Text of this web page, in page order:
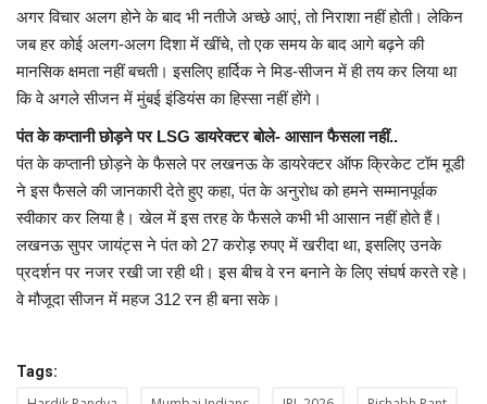
अगर विचार अलग होने के बाद भी नतीजे अच्छे आएं, तो निराशा नहीं होती। लेकिन
जब हर कोई अलग-अलग दिशा में खींचे, तो एक समय के बाद आगे बढ़ने की
मानसिक क्षमता नहीं बचती। इसलिए हार्दिक ने मिड-सीजन में ही तय कर लिया था
कि वे अगले सीजन में मुंबई इंडियंस का हिस्सा नहीं होंगे।
पंत के कप्तानी छोड़ने पर LSG डायरेक्टर बोले- आसान फैसला नहीं..
पंत के कप्तानी छोड़ने के फैसले पर लखनऊ के डायरेक्टर ऑफ क्रिकेट टॉम मूडी
ने इस फैसले की जानकारी देते हुए कहा, पंत के अनुरोध को हमने सम्मानपूर्वक
स्वीकार कर लिया है। खेल में इस तरह के फैसले कभी भी आसान नहीं होते हैं।
लखनऊ सुपर जायंट्स ने पंत को 27 करोड़ रुपए में खरीदा था, इसलिए उनके
प्रदर्शन पर नजर रखी जा रही थी। इस बीच वे रन बनाने के लिए संघर्ष करते रहे।
वे मौजूदा सीजन में महज 312 रन ही बना सके।
Tags: